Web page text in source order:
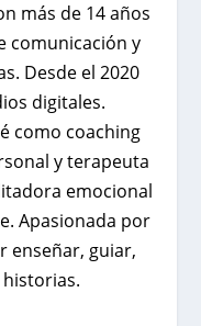
más de 14 años
comunicación y
Desde el 2020
digitales.
como coaching
y terapeuta
emocional
Apasionada por
enseñar, guiar,